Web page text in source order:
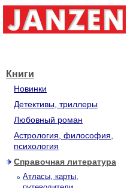
Книги
Новинки
Детективы, триллеры
Любовный роман
Астрология, философия,
психология
Справочная литература
Атласы, карты,